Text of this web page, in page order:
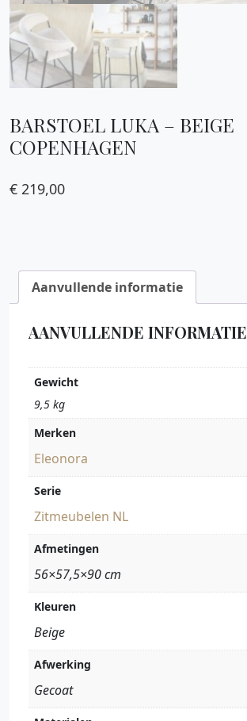
BARSTOEL LUKA – BEIGE
COPENHAGEN
€ 219,00
Aanvullende informatie
AANVULLENDE INFORMATIE
Gewicht
9,5 kg
Merken
Eleonora
Serie
Zitmeubelen NL
Afmetingen
56×57,5×90 cm
Kleuren
Beige
Afwerking
Gecoat